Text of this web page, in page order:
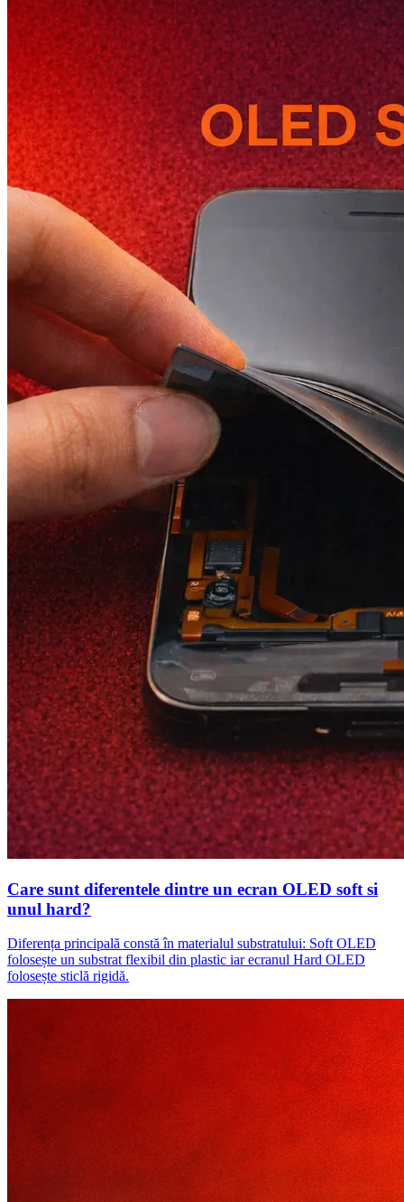
Care sunt diferentele dintre un ecran OLED soft si
unul hard?
Diferența principală constă în materialul substratului: Soft OLED
folosește un substrat flexibil din plastic iar ecranul Hard OLED
folosește sticlă rigidă.